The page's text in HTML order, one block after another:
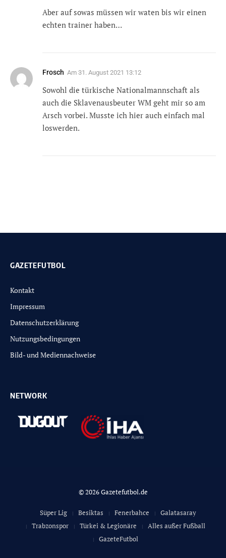
Aber auf sowas müssen wir waten bis wir einen
echten trainer haben…
Frosch Am 31. August 2021 13:12
Sowohl die türkische Nationalmannschaft als
auch die Sklavenausbeuter WM geht mir so am
Arsch vorbei. Musste ich hier auch einfach mal
loswerden.
GAZETEFUTBOL
Kontakt
Impressum
Datenschutzerklärung
Nutzungsbedingungen
Bild- und Mediennachweise
NETWORK
© 2026 Gazetefutbol.de
Süper Lig Besiktas Fenerbahce
Galatasaray
Trabzonspor
Türkei & Legionäre
Alles außer Fußball
GazeteFutbol